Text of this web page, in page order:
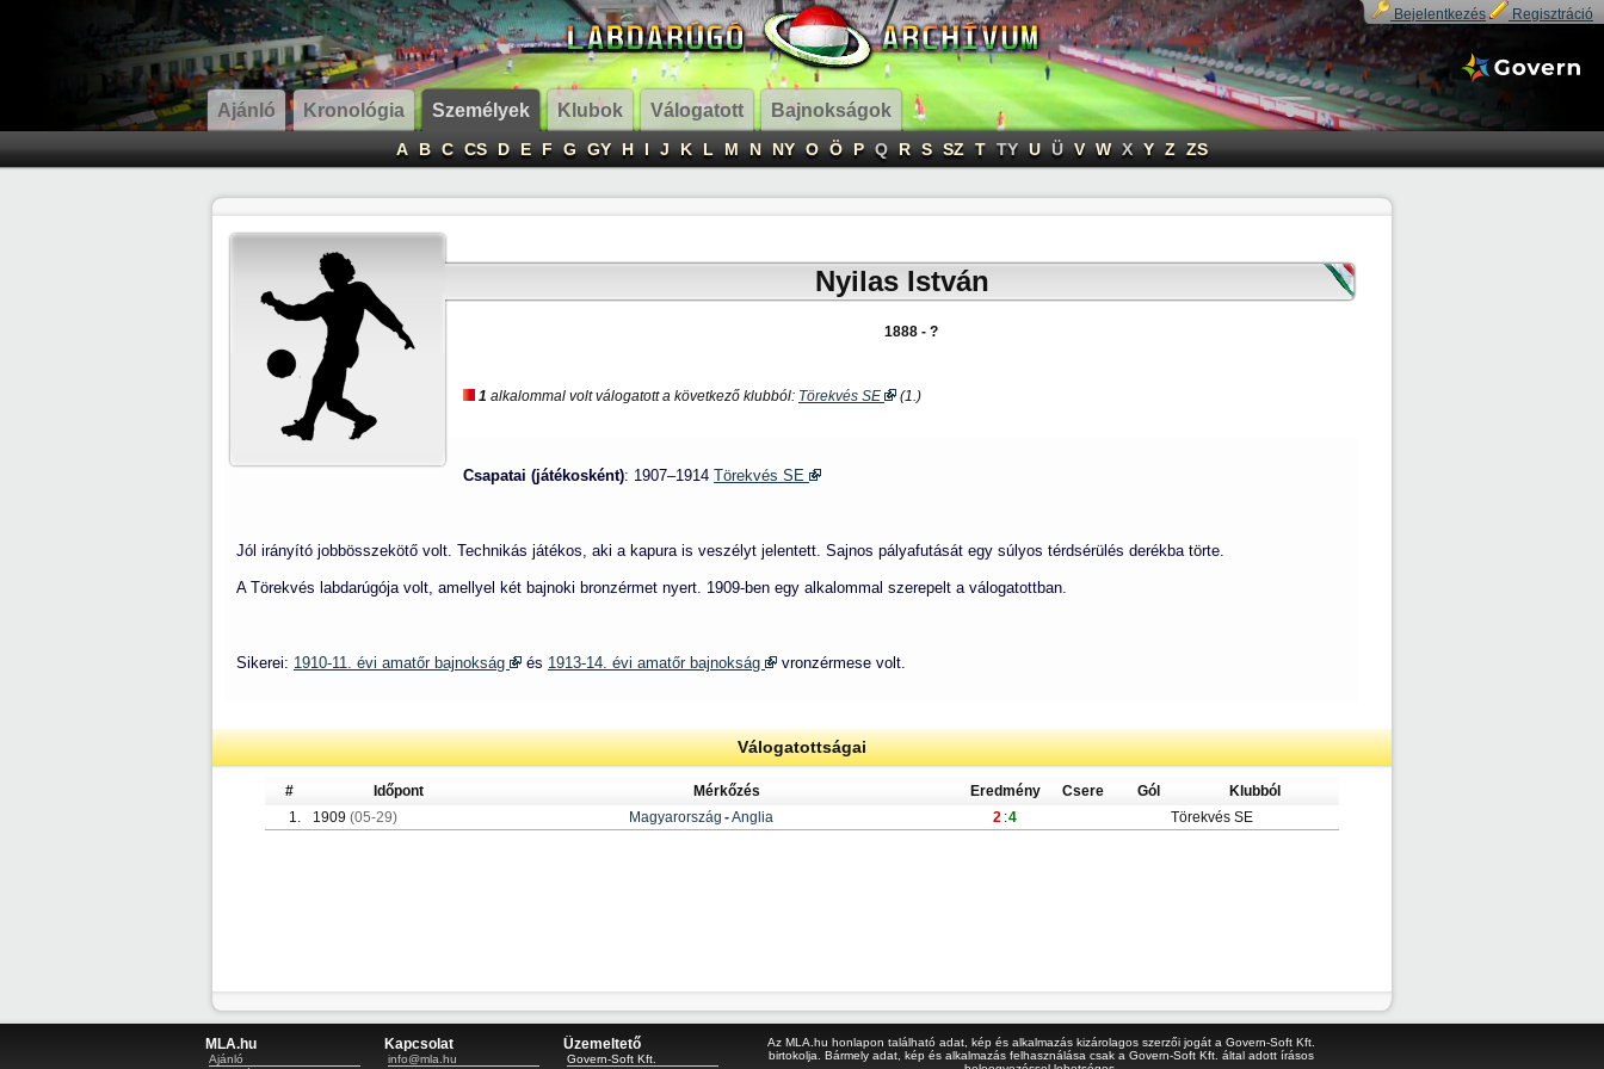
Bejelentkezés Regisztráció
Ajánló Kronológia Személyek Klubok Válogatott Bajnokságok
A B C CS D E F G GY H I J K L M N NY O Ö P Q R S SZ T TY U Ü V W X Y Z ZS
Nyilas István
1888 - ?
1 alkalommal volt válogatott a következő klubból: Törekvés SE (1.)
Csapatai (játékosként): 1907–1914 Törekvés SE
Jól irányító jobbösszekötő volt. Technikás játékos, aki a kapura is veszélyt jelentett. Sajnos pályafutását egy súlyos térdsérülés derékba törte.
A Törekvés labdarúgója volt, amellyel két bajnoki bronzérmet nyert. 1909-ben egy alkalommal szerepelt a válogatottban.
Sikerei: 1910-11. évi amatőr bajnokság és 1913-14. évi amatőr bajnokság vronzérmese volt.
Válogatottságai
# Időpont Mérkőzés Eredmény Csere Gól
Klubból
1.
1909 (05-29) Magyarország -Anglia 2 :4 Törekvés SE
MLA.hu
Ajánló
Kapcsolat
info@mla.hu
Üzemeltető
Govern-Soft Kft.
Az MLA.hu honlapon található adat, kép és alkalmazás kizárolagos szerzői jogát a Govern-Soft Kft.
birtokolja. Bármely adat, kép és alkalmazás felhasználása csak a Govern-Soft Kft. által adott írásos